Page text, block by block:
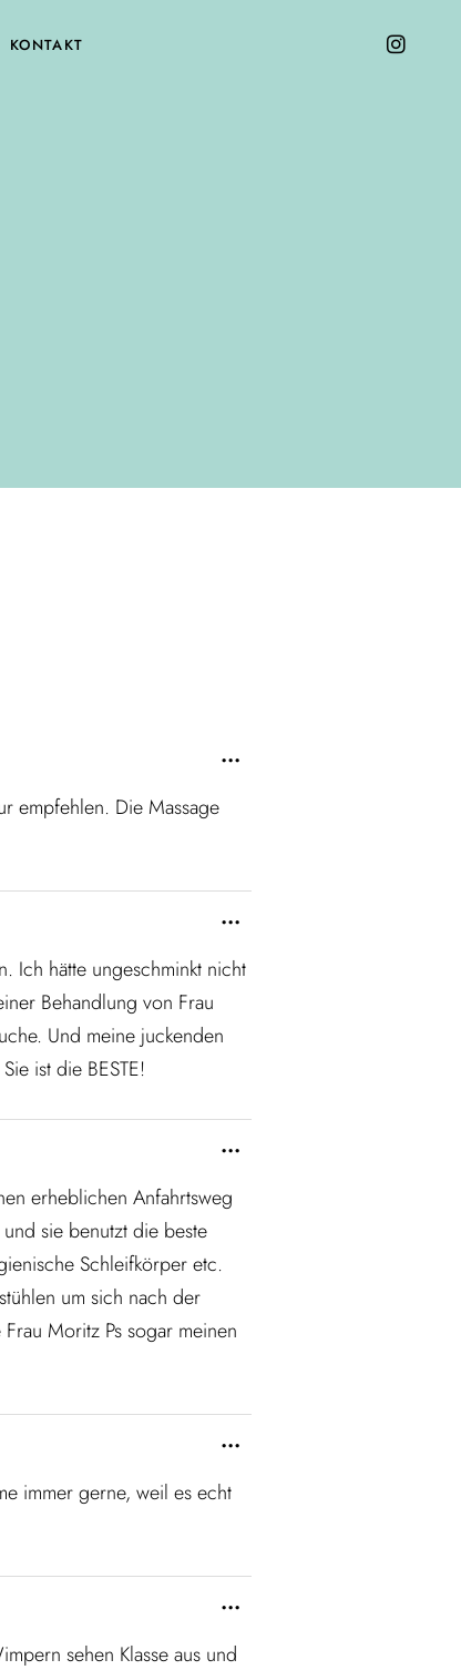
KONTAKT
empfehlen. Die Massage
...
Ich hätte ungeschminkt nicht
Behandlung von Frau
Und meine juckenden
ist die BESTE!
...
erheblichen Anfahrtsweg
sie benutzt die beste
Schleifkörper etc.
um sich nach der
Moritz Ps sogar meinen
...
immer gerne, weil es echt
...
sehen Klasse aus und
...